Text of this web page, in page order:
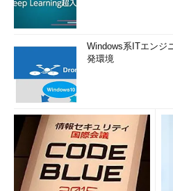
Windows系ITエンジ
発環境